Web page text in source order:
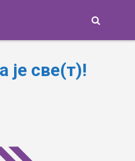
је све(т)!